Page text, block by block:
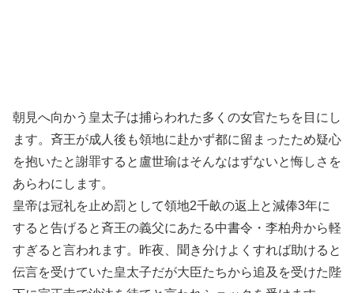
朝見へ向かう皇太子は捕らわれた多くの女官たちを目にし
ます。斉王が成人後も領地に赴かず都に留まったため疑心
を抱いたと謝罪すると盧世瑜はそんなはずないと悔しさを
あらわにします。
皇帝は冠礼を止め罰として領地2千畝の返上と減俸3年に
すると告げると斉王の義父にあたる中書令・李柏舟から軽
すぎると言われます。昨夜、聞き分けよくすれば助けると
伝言を受けていた皇太子だが大臣たちから追及を受けた陛